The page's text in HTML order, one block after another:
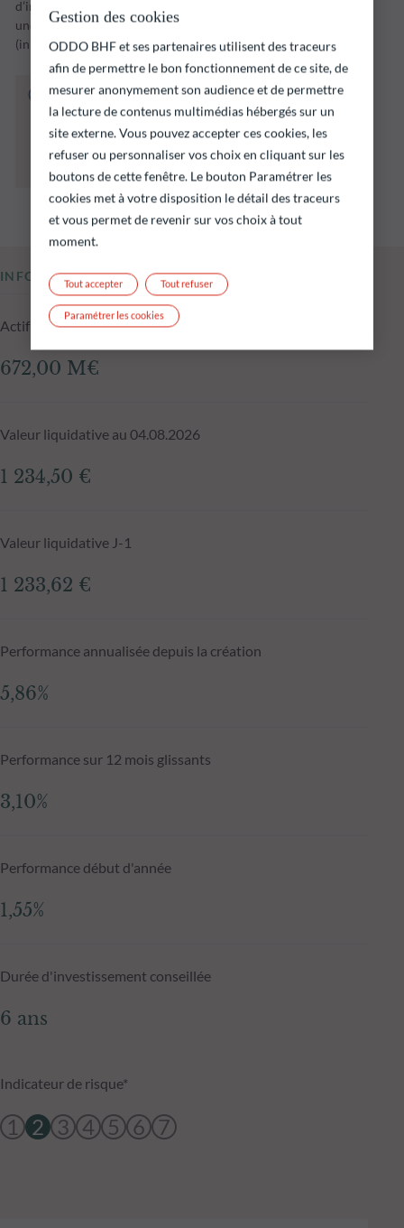
d’investissement sur une période d’investissement jusqu’à
une date d’échéance fixée par la Société de Gestion
(initialement le 31 décembre 2028.
Le fonds ci‑dessous présente notamment un
risque de perte en capital.
Il est rappelé que les performances passées ne
préjugent pas des performances futures et ne
sont pas constantes dans le temps.
INFORMATIONS CLÉS
Actif net du fonds au 04.08.2026
672,00 M€
Valeur liquidative au 04.08.2026
1 234,50 €
Valeur liquidative J-1
1 233,62 €
Performance annualisée depuis la création
5,86%
Performance sur 12 mois glissants
3,10%
Performance début d'année
1,55%
Durée d'investissement conseillée
6 ans
Indicateur de risque*
1 2 3 4 5 6 7
Gestion des cookies
ODDO BHF et ses partenaires utilisent des traceurs
afin de permettre le bon fonctionnement de ce site, de
mesurer anonymement son audience et de permettre
la lecture de contenus multimédias hébergés sur un
site externe. Vous pouvez accepter ces cookies, les
refuser ou personnaliser vos choix en cliquant sur les
boutons de cette fenêtre. Le bouton Paramétrer les
cookies met à votre disposition le détail des traceurs
et vous permet de revenir sur vos choix à tout
moment.
Tout refuser
Tout accepter
Paramétrer les cookies